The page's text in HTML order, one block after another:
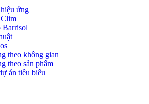
ứng
Barrisol
theo không gian
theo sản phẩm
án tiêu biểu